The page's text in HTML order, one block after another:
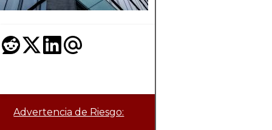
Advertencia de Riesgo: